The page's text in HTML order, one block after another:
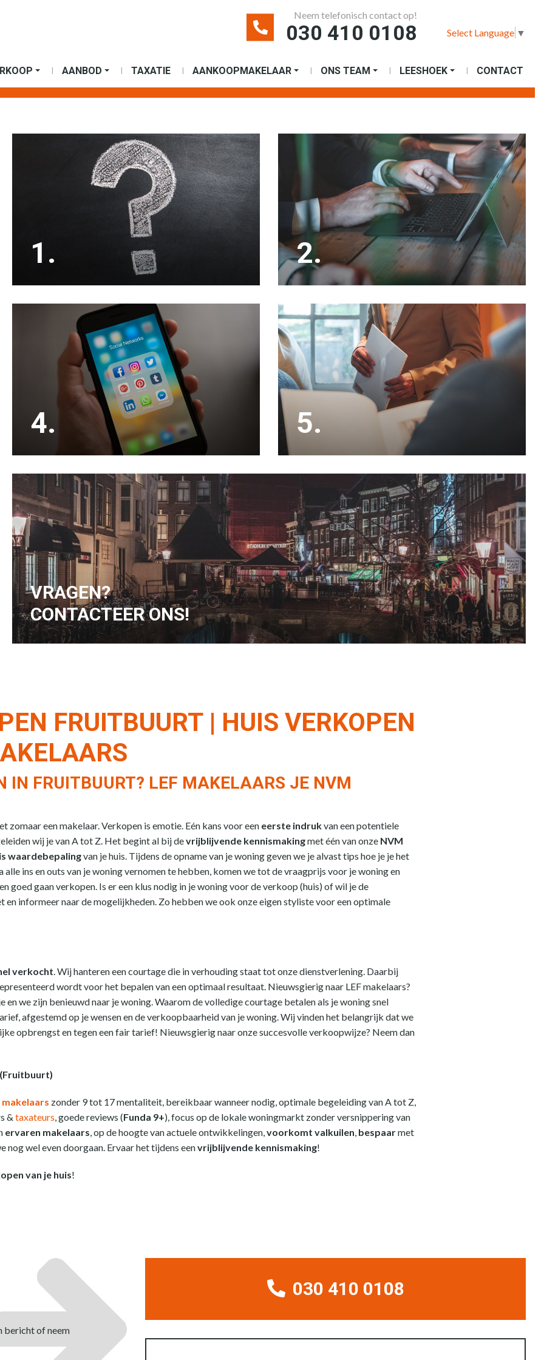
Neem telefonisch contact op!
030 410 0108 Select Language ▼
AANBOD TAXATIE AANKOOPMAKELAAR ONS TEAM LEESHOEK CONTACT
Een huis verkopen doen de meesten maar een
paar keer in hun leven. Kies voor een ervaren en
enthousiaste NVM verkoopmakelaar.
1.
Met inmiddels 20 jaar ervaring in de makelaardij
kennen wij de lokale markt als geen ander.
2.
Buiten het adverteren op Funda en ons eigen
zoekersbestand, adverteren wij jouw woning
ook op social media waardoor het bereik veel
hoger wordt.
4.
Onze makelaars doen alle bezichtigingen en
houden je op de hoogte. De onderhandelingen en
de koopakte zijn eveneens een onderdeel van
onze service.
5.
VRAGEN?
CONTACTEER ONS!
FRUITBUURT | HUIS VERKOPEN
IN FRUITBUURT? LEF MAKELAARS JE NVM
zomaar een makelaar. Verkopen is emotie. Eén kans voor een eerste indrukvan een potentiele
wij je van A tot Z. Het begint al bij devrijblijvende kennismakingmet één van onze NVM
waardebepalingvan je huis. Tijdens de opname van je woning geven we je alvast tips hoe je je het
alle ins en outs van je woning vernomen te hebben, komen we tot de vraagprijs voor je woning en
goed gaan verkopen. Is er een klus nodig in je woning voor de verkoop (huis) of wil je de
en informeer naar de mogelijkheden. Zo hebben we ook onze eigen styliste voor een optimale
verkocht. Wij hanteren een courtage die in verhouding staat tot onze dienstverlening. Daarbij
wordt voor het bepalen van een optimaal resultaat. Nieuwsgierig naar LEF makelaars?
en we zijn benieuwd naar je woning. Waarom de volledige courtage betalen als je woning snel
afgestemd op je wensen en de verkoopbaarheid van je woning. Wij vinden het belangrijk dat we
opbrengst en tegen een fair tarief! Nieuwsgierig naar onze succesvolle verkoopwijze? Neem dan
zonder 9 tot 17 mentaliteit, bereikbaar wanneer nodig, optimale begeleiding van A tot Z,
& taxateurs, goede reviews (Funda 9+), focus op de lokale woningmarkt zonder versnippering van
ervaren makelaars, op de hoogte van actuele ontwikkelingen,voorkomt valkuilen, bespaarmet
nog wel even doorgaan. Ervaar het tijdens eenvrijblijvende kennismaking!
van je huis!
bericht of neem
030 410 0108